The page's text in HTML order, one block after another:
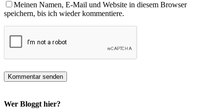
Meinen Namen, E-Mail und Website in diesem Browser
speichern, bis ich wieder kommentiere.
Wer Bloggt hier?